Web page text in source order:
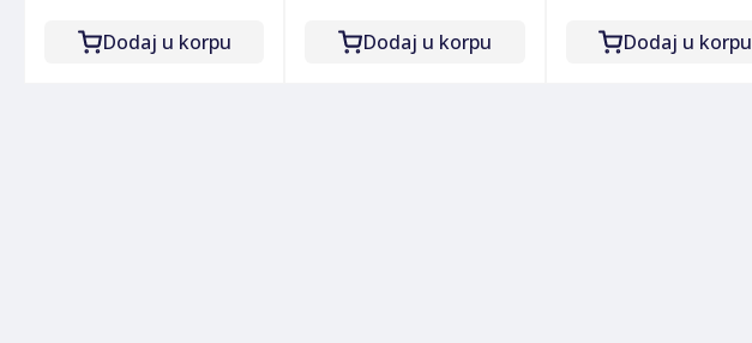
Dodaj u korpu Dodaj u korpu Dodaj u korpu